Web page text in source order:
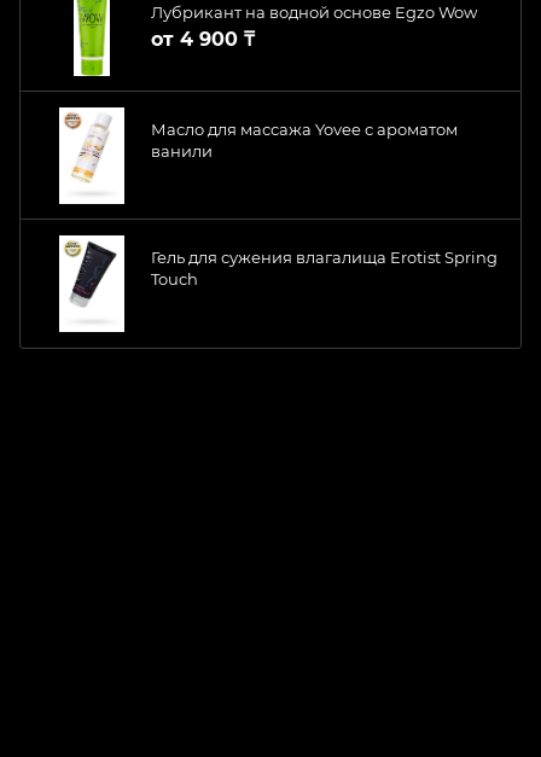
Лубрикант на водной основе Egzo Wow
от 4 900 ₸
Масло для массажа Yovee с ароматом
ванили
Гель для сужения влагалища Erotist Spring
Touch